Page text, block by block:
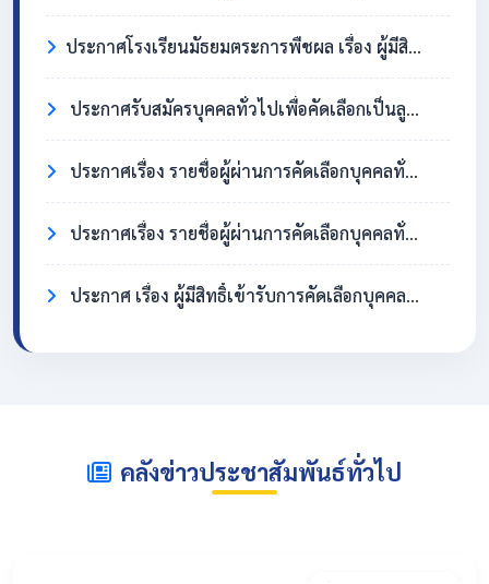
​ประกาศโรงเรียนมัธยมตระการพืชผล เรื่อง ผู้มีสิทธิ์เข้ารับการคัดเลือกบุคคลทั่วไปเพื่อจ้างเป็นลูกจ้างชั่วคราว ตำแหน่งแม่บ้าน / นักการภารโรง
ประกาศรับสมัครบุคคลทั่วไปเพื่อคัดเลือกเป็นลูกจ้างชั่วคราว ตำแหน่งแม่บ้าน / นักการภารโรง
ประกาศเรื่อง รายชื่อผู้ผ่านการคัดเลือกบุคคลทั่วไปเพื่อจ้างเป็นลูกจ้างชั่วคราว ตำแหน่งครูอัตราจ้าง วิชาเอกภาษาอังกฤษ
ประกาศเรื่อง รายชื่อผู้ผ่านการคัดเลือกบุคคลทั่วไปเพื่อจ้างเป็นลูกจ้างชั่วคราว ตำแหน่ง แม่บ้าน/นักการภารโรง
ประกาศ เรื่อง ผู้มีสิทธิ์เข้ารับการคัดเลือกบุคคลทั่วไปเพื่อจ้างเป็นลูกจ้างชั่วคราว ตำแหน่งครูอัตราจ้าง วิชาเอกภาษาอังกฤษ
คลังข่าวประชาสัมพันธ์ทั่วไป